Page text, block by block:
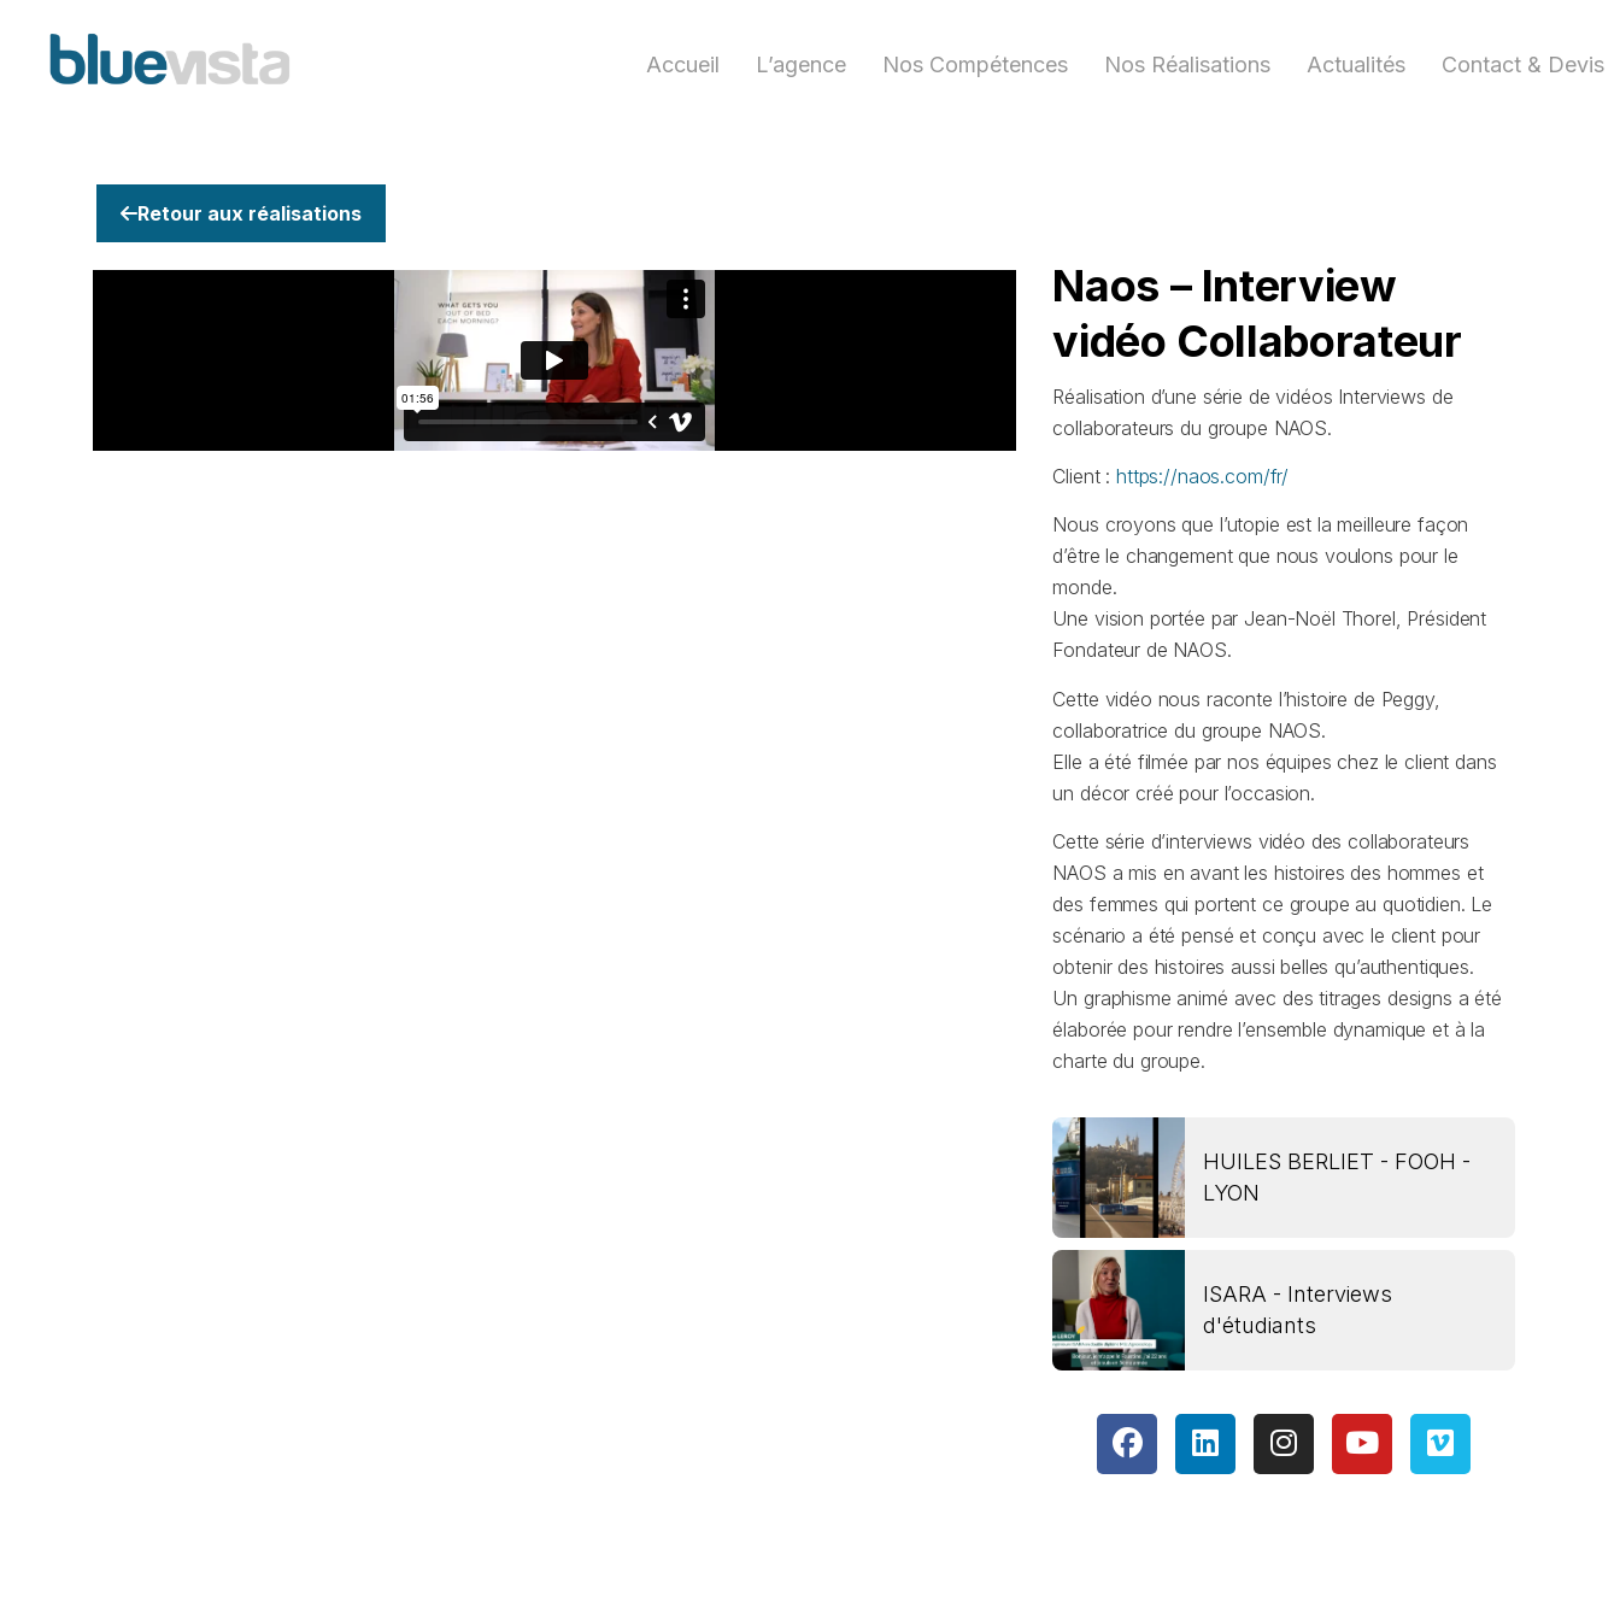
Accueil L’agence Nos Compétences Nos Réalisations Actualités Contact & Devis
Retour aux réalisations
Naos – Interview
vidéo Collaborateur
Réalisation d’une série de vidéos Interviews de
collaborateurs du groupe NAOS.
Client :https://naos.com/fr/
Nous croyons que l’utopie est la meilleure façon
d’être le changement que nous voulons pour le
monde.
Une vision portée par Jean-Noël Thorel, Président
Fondateur de NAOS.
Cette vidéo nous raconte l’histoire de Peggy,
collaboratrice du groupe NAOS.
Elle a été filmée par nos équipes chez le client dans
un décor créé pour l’occasion.
Cette série d’interviews vidéo des collaborateurs
NAOS a mis en avant les histoires des hommes et
des femmes qui portent ce groupe au quotidien. Le
scénario a été pensé et conçu avec le client pour
obtenir des histoires aussi belles qu’authentiques.
Un graphisme animé avec des titrages designs a été
élaborée pour rendre l’ensemble dynamique et à la
charte du groupe.
HUILES BERLIET - FOOH -
LYON
ISARA - Interviews
d'étudiants